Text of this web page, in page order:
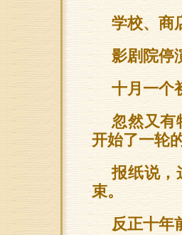
学校、商
影剧院停
十月一个
忽然又有
开始了一轮
报纸说，
束。
反正十年